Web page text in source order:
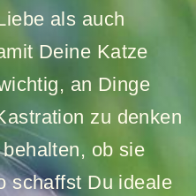
als auch
Deine Katze
an Dinge
zu denken
ob sie
schaffst Du ideale